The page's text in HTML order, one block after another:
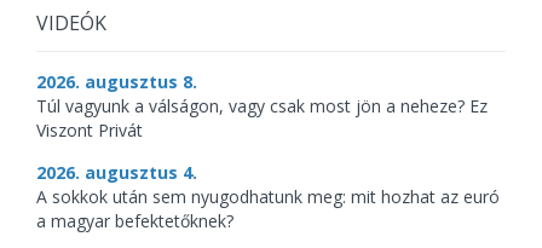
VIDEÓK
2026. augusztus 8.
Túl vagyunk a válságon, vagy csak most jön a neheze? Ez
Viszont Privát
2026. augusztus 4.
A sokkok után sem nyugodhatunk meg: mit hozhat az euró
a magyar befektetőknek?